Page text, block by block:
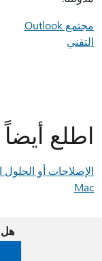
مجتمع Outlook
التقني
اطلع
Mac
هل